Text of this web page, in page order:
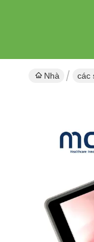
Nhà các